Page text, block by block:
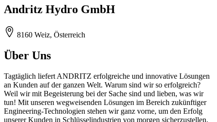
Andritz Hydro GmbH
8160 Weiz, Österreich
Über Uns
Tagtäglich liefert ANDRITZ erfolgreiche und innovative Lösungen
an Kunden auf der ganzen Welt. Warum sind wir so erfolgreich?
Weil wir mit Begeisterung bei der Sache sind und lieben, was wir
tun! Mit unseren wegweisenden Lösungen im Bereich zukünftiger
Engineering-Technologien stehen wir ganz vorne, um den Erfolg
unserer Kunden in Schlüsselindustrien von morgen sicherzustellen.